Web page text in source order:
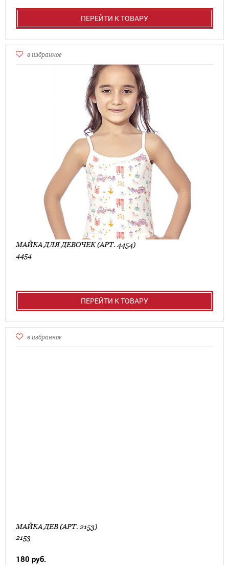
ПЕРЕЙТИ К ТОВАРУ
в избранное
МАЙКА ДЛЯ ДЕВОЧЕК (АРТ. 4454)
4454
ПЕРЕЙТИ К ТОВАРУ
в избранное
МАЙКА ДЕВ (АРТ. 2153)
2153
180 руб.